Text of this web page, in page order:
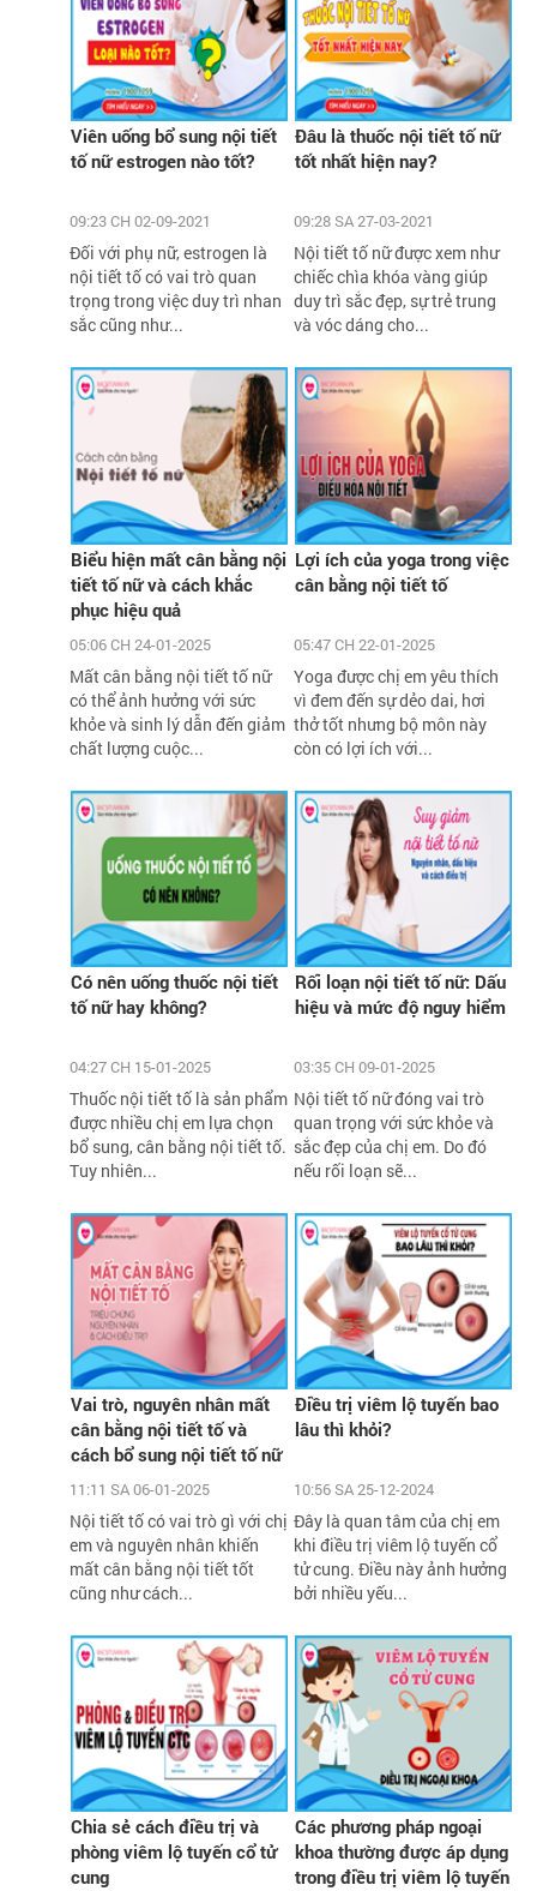
Viên uống bổ sung nội tiết
tố nữ estrogen nào tốt?
09:23 CH 02-09-2021
Đối với phụ nữ, estrogen là
nội tiết tố có vai trò quan
trọng trong việc duy trì nhan
sắc cũng như...
Đâu là thuốc nội tiết tố nữ
tốt nhất hiện nay?
09:28 SA 27-03-2021
Nội tiết tố nữ được xem như
chiếc chìa khóa vàng giúp
duy trì sắc đẹp, sự trẻ trung
và vóc dáng cho...
Biểu hiện mất cân bằng nội
tiết tố nữ và cách khắc
phục hiệu quả
05:06 CH 24-01-2025
Mất cân bằng nội tiết tố nữ
có thể ảnh hưởng với sức
khỏe và sinh lý dẫn đến giảm
chất lượng cuộc...
Lợi ích của yoga trong việc
cân bằng nội tiết tố
05:47 CH 22-01-2025
Yoga được chị em yêu thích
vì đem đến sự dẻo dai, hơi
thở tốt nhưng bộ môn này
còn có lợi ích với...
Có nên uống thuốc nội tiết
tố nữ hay không?
04:27 CH 15-01-2025
Thuốc nội tiết tố là sản phẩm
được nhiều chị em lựa chọn
bổ sung, cân bằng nội tiết tố.
Tuy nhiên...
Rối loạn nội tiết tố nữ: Dấu
hiệu và mức độ nguy hiểm
03:35 CH 09-01-2025
Nội tiết tố nữ đóng vai trò
quan trọng với sức khỏe và
sắc đẹp của chị em. Do đó
nếu rối loạn sẽ...
Vai trò, nguyên nhân mất
cân bằng nội tiết tố và
cách bổ sung nội tiết tố nữ
hiệu quả
11:11 SA 06-01-2025
Nội tiết tố có vai trò gì với chị
em và nguyên nhân khiến
mất cân bằng nội tiết tốt
cũng như cách...
Điều trị viêm lộ tuyến bao
lâu thì khỏi?
10:56 SA 25-12-2024
Đây là quan tâm của chị em
khi điều trị viêm lộ tuyến cổ
tử cung. Điều này ảnh hưởng
bởi nhiều yếu...
Chia sẻ cách điều trị và
phòng viêm lộ tuyến cổ tử
cung
Các phương pháp ngoại
khoa thường được áp dụng
trong điều trị viêm lộ tuyến